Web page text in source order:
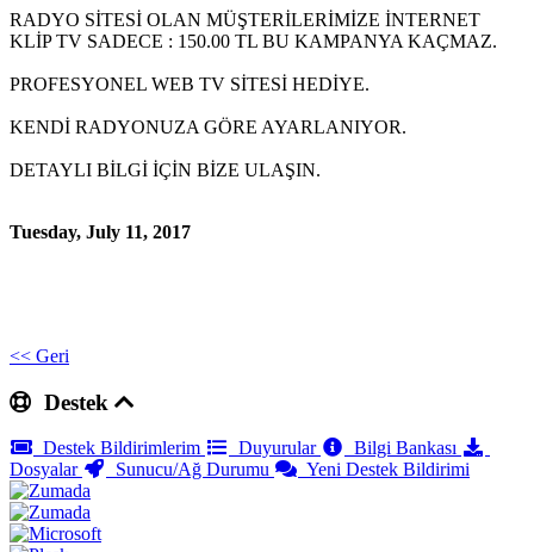
RADYO SİTESİ OLAN MÜŞTERİLERİMİZE İNTERNET
KLİP TV SADECE : 150.00 TL BU KAMPANYA KAÇMAZ.
PROFESYONEL WEB TV SİTESİ HEDİYE.
KENDİ RADYONUZA GÖRE AYARLANIYOR.
DETAYLI BİLGİ İÇİN BİZE ULAŞIN.
Tuesday, July 11, 2017
<< Geri
Destek
Destek Bildirimlerim Duyurular
Bilgi Bankası
Dosyalar
Sunucu/Ağ Durumu Yeni Destek Bildirimi